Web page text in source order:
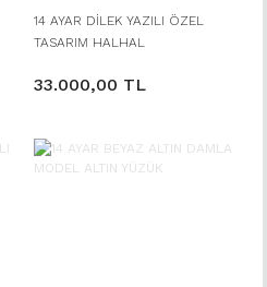
14 AYAR DİLEK YAZILI ÖZEL
TASARIM HALHAL
33.000,00 TL